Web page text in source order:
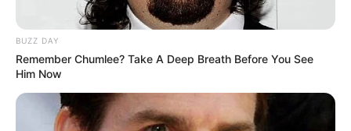
Mengisahkan tentang lima orang yang berinvestasi di pasar saham
dan mengambil bagian dalam pertemuan saham yang misterius.
dan persahabatan melalui investasi saham. Yoo Mi Seo akan
segera menikah dan dia baru dalam berinvestasi.
BUZZ DAY
Remember Chumlee? Take A Deep Breath Before You See
Him Now